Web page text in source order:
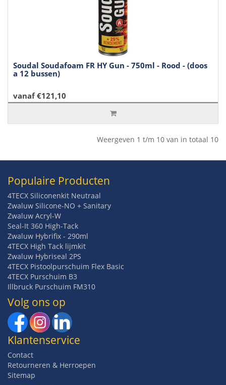
Soudal Soudafoam FR HY Gun - 750ml - Rood - (doos
a 12 bussen)
vanaf €121,10
Weergeven 1 t/m 10 van in totaal 10
Populaire Producten
4TECX Siliconenkit Neutraal
Zwaluw Silicone-NO + Sanitary
Zwaluw Acryl-W
Seal-It 360 High-Tack
Zwaluw Hybrifix - 290ml
4TECX High Tack lijmkit
Zwaluw Hybriseal 2PS
4TECX Pistoolpurschuim Flex Basic
4TECX Purschuim B3
Illbruck Purschuim FM310
Volg ons op
Klantenservice
Contact
Retourneren & Herroepen
Sitemap